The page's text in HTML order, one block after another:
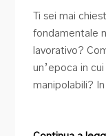
Ti sei mai
fondamentale
lavorativo?
un’epoca in
manipolabili?